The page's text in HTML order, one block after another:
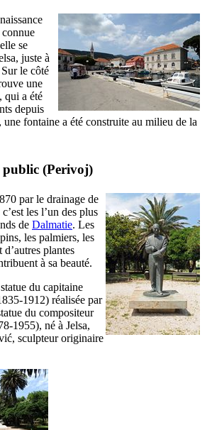
connue
se
, juste à
le côté
une
, qui a été
depuis
fontaine a été construite au milieu de la
(Perivoj)
par le drainage de
les l’un des plus
de Dalmatie. Les
les palmiers, les
d’autres plantes
à sa beauté.
du capitaine
1912) réalisée par
du compositeur
1955), né à Jelsa,
, sculpteur originaire